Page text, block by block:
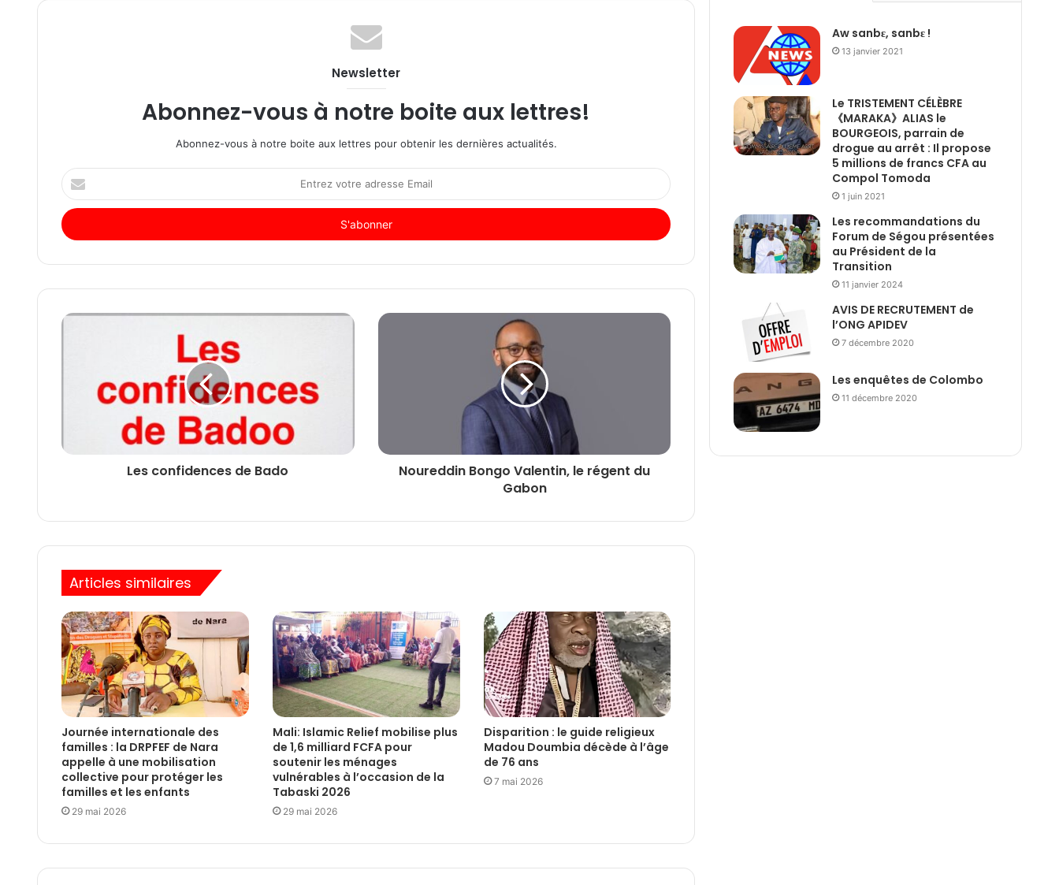
Newsletter
Abonnez-vous à notre boite aux lettres!
Abonnez-vous à notre boite aux lettres pour obtenir les dernières actualités.
Entrez
votre
adresse
Email
Les confidences de Bado
Noureddin Bongo Valentin, le régent du
Gabon
Articles similaires
Journée internationale des
familles : la DRPFEF de Nara
appelle à une mobilisation
collective pour protéger les
familles et les enfants
29 mai 2026
Mali: Islamic Relief mobilise plus
de 1,6 milliard FCFA pour
soutenir les ménages
vulnérables à l’occasion de la
Tabaski 2026
29 mai 2026
Disparition : le guide religieux
Madou Doumbia décède à l’âge
de 76 ans
7 mai 2026
Aw sanbɛ, sanbɛ !
13 janvier 2021
Le TRISTEMENT CÉLÈBRE
《MARAKA》ALIAS le
BOURGEOIS, parrain de
drogue au arrêt : Il propose
5 millions de francs CFA au
Compol Tomoda
1 juin 2021
Les recommandations du
Forum de Ségou présentées
au Président de la
Transition
11 janvier 2024
AVIS DE RECRUTEMENT de
l’ONG APIDEV
7 décembre 2020
Les enquêtes de Colombo
11 décembre 2020